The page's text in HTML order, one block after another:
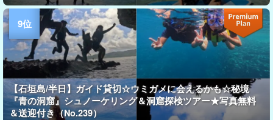
【石垣島/半日】ガイド貸切☆ウミガメに会えるかも☆秘境
『青の洞窟』シュノーケリング＆洞窟探検ツアー★写真無料
＆送迎付き（No.239）